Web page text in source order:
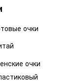
очки
очки